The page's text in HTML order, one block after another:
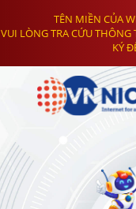
TÊN MIỀN CỦA
VUI LÒNG TRA CỨU THÔNG
KÝ